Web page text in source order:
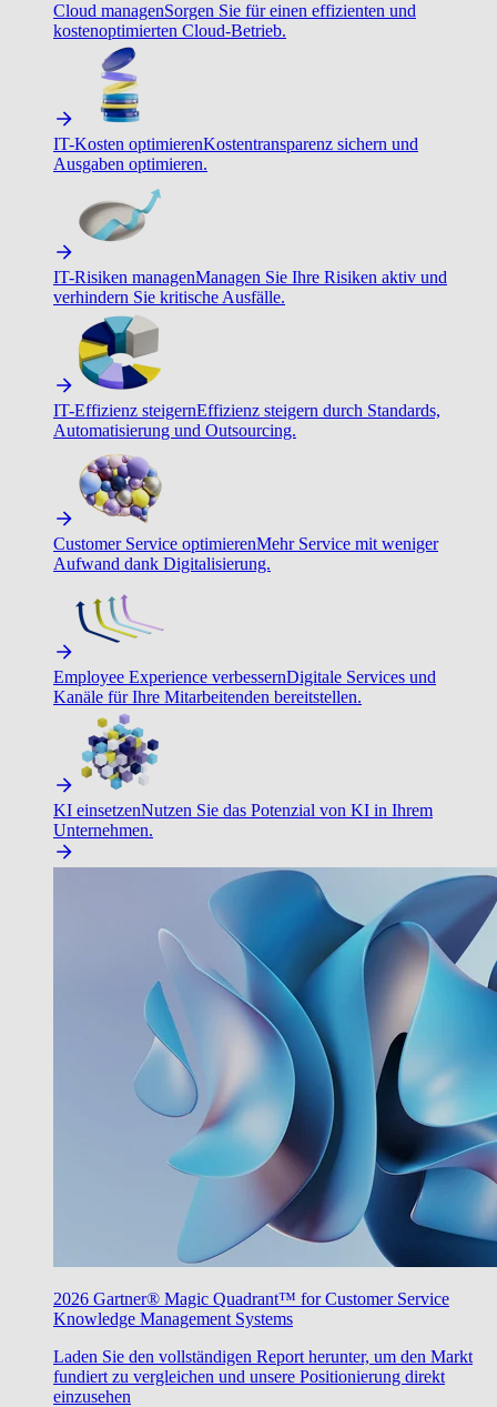
Cloud managenSorgen Sie für einen effizienten und
kostenoptimierten Cloud-Betrieb.
IT-Kosten optimierenKostentransparenz sichern und
Ausgaben optimieren.
IT-Risiken managenManagen Sie Ihre Risiken aktiv und
verhindern Sie kritische Ausfälle.
IT-Effizienz steigernEffizienz steigern durch Standards,
Automatisierung und Outsourcing.
Customer Service optimierenMehr Service mit weniger
Aufwand dank Digitalisierung.
Employee Experience verbessernDigitale Services und
Kanäle für Ihre Mitarbeitenden bereitstellen.
KI einsetzenNutzen Sie das Potenzial von KI in Ihrem
Unternehmen.
2026 Gartner® Magic Quadrant™ for Customer Service
Knowledge Management Systems
Laden Sie den vollständigen Report herunter, um den Markt
fundiert zu vergleichen und unsere Positionierung direkt
einzusehen